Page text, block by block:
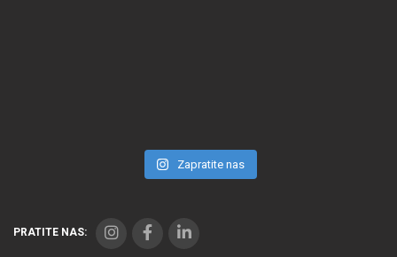
Zapratite nas
PRATITE NAS: